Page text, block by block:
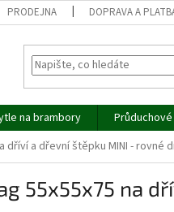
PRODEJNA DOPRAVA A
na brambory
dříví a dřevní štěpku MINI - rovné
55x55x75 na